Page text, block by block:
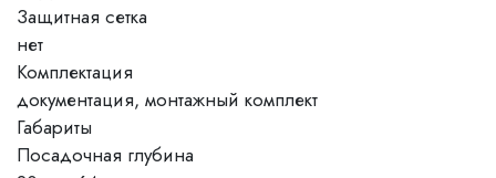
Защитная сетка
нет
Комплектация
документация, монтажный комплект
Габариты
Посадочная глубина